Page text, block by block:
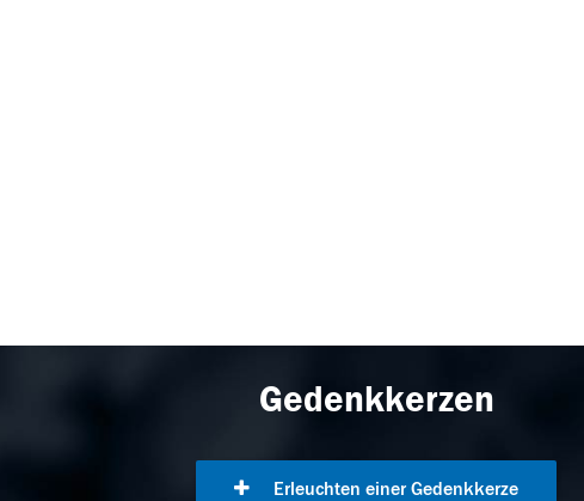
Gedenkkerzen
Erleuchten einer Gedenkkerze